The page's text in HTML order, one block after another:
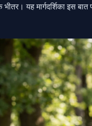
यह मार्गदर्शिका इस